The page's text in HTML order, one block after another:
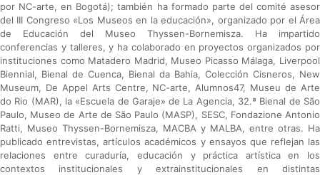
por NC-arte, en Bogotá); también ha formado parte del comité asesor
del III Congreso «Los Museos en la educación», organizado por el Área
de Educación del Museo Thyssen-Bornemisza. Ha impartido
conferencias y talleres, y ha colaborado en proyectos organizados por
instituciones como Matadero Madrid, Museo Picasso Málaga, Liverpool
Biennial, Bienal de Cuenca, Bienal da Bahia, Colección Cisneros, New
Museum, De Appel Arts Centre, NC-arte, Alumnos47, Museu de Arte
do Rio (MAR), la «Escuela de Garaje» de La Agencia, 32.ª Bienal de São
Paulo, Museo de Arte de São Paulo (MASP), SESC, Fondazione Antonio
Ratti, Museo Thyssen-Bornemisza, MACBA y MALBA, entre otras. Ha
publicado entrevistas, artículos académicos y ensayos que reflejan las
relaciones entre curaduría, educación y práctica artística en los
contextos institucionales y extrainstitucionales en distintas